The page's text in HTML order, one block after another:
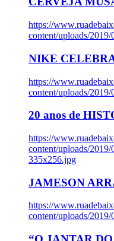
https://
content/uploads/
NIKE
https://
content/uploads/
20 anos de
https://
content/uploads/
335x256.jpg
JAMESON
https://
content/uploads/